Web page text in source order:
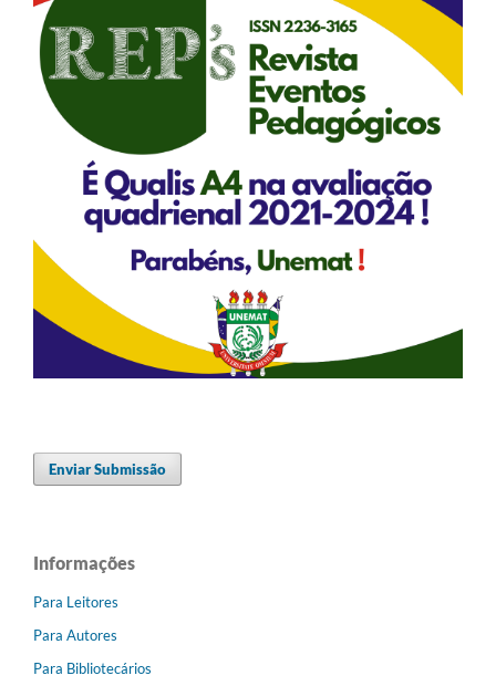
Enviar Submissão
Informações
Para Leitores
Para Autores
Para Bibliotecários